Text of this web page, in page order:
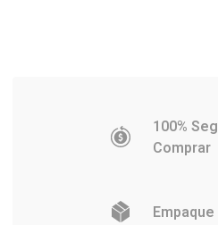
100%
Comprar